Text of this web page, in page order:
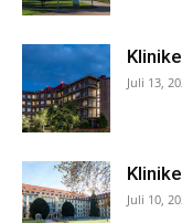
Juli 13,
Juli 10,